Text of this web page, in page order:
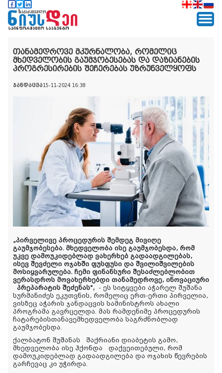
თანამედროვე მკურნალობა, რომელიც
მხედველობის გაუმჯობესებას და დაზიანების
პროგრესირების შეჩერებას უზრუნველყოფს
ჯანდაცვა15-11-2024 16:38
„პირველივე პროცედურის შემდეგ მივიღე
გაუმჯობესება. მხედველობა ისე გაუმჯობესდა, რომ
უკვე დამოუკიდებლად ვახერხებ გადაადგილებას,
ისევ შევძელი ოჯახში ფუსფუსი და შვილიშვილების
მოსიყვარულება. ჩემი ფინანსური შესაძლებლობით
ვერასდროს მოვახერხებდი თანამედროვე, ინოვაციური
პრეპარატის შეძენას", - ეს სიტყვები აჭარელ შუშანა
სურმანიძეს ეკუთვნის, რომელიც ერთ-ერთი პირველია,
ვისზეც აჭარის ჯანდაცვის სამინისტროს ახალი
პროგრამა გავრცელდა. მას რამდენიმე პროცედურის
ჩატარებისთანავემხედველობა საგრძნობლად
გაუმჯობესდა.
ქალბატონ შუშანას
შაქრიანი დიაბეტის გამო,
მხედველობა ისე ჰქონდა
დაქვეითებული, რომ
დამოუკიდებლად გადაადგილება და ოჯახის წევრების
გარჩევაც კი უჭირდა.